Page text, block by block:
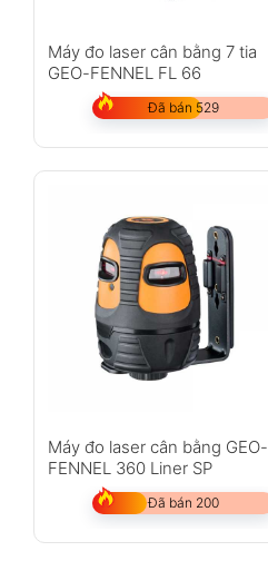
Máy đo laser cân bằng 7 tia
GEO-FENNEL FL 66
Đã bán 529
Máy đo laser cân bằng GEO-
FENNEL 360 Liner SP
Đã bán 200